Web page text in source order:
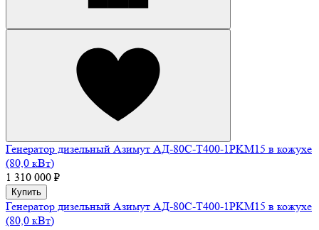
Генератор дизельный Азимут АД-80С-Т400-1РKМ15 в кожухе
(80,0 кВт)
1 310 000 ₽
Купить
Генератор дизельный Азимут АД-80С-Т400-1РKМ15 в кожухе
(80,0 кВт)